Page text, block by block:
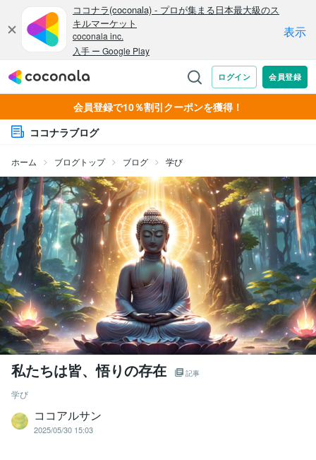
会員登録で10％割引クーポンを獲得！
ココナラブログ
ホーム ブログトップ ブログ 学び
私たちは皆、悟りの存在 記事
学び
ココアルサン
2025/05/30 15:03